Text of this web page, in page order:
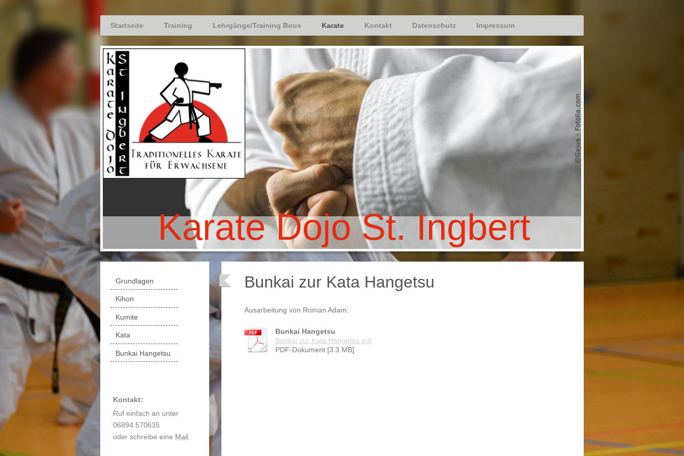
Startseite Training Lehrgänge/Training Bous Karate Kontakt Datenschutz Impressum
Karate Dojo St. Ingbert
Bunkai zur Kata Hangetsu
Ausarbeitung von Roman Adam:
Bunkai Hangetsu
Bunkai zur Kata Hangetsu.pdf
PDF-Dokument [3.3 MB]
Grundlagen
Kihon
Kumite
Kata
Bunkai Hangetsu
Kontakt:
Ruf einfach an unter
06894 570635
oder schreibe eine Mail